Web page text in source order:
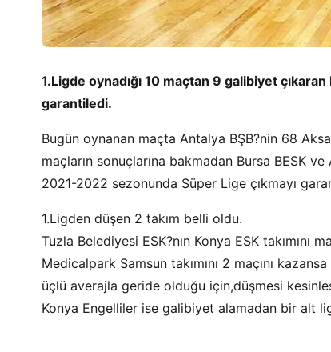
1.Ligde oynadığı 10 maçtan 9 galibiyet
garantiledi.
Bugün oynanan maçta Antalya BŞB?nin 68
maçların sonuçlarına bakmadan Bursa BESK
2021-2022 sezonunda Süper Lige çıkmayı
1.Ligden düşen 2 takım belli oldu.
Tuzla Belediyesi ESK?nın Konya ESK takımını
Medicalpark Samsun takımını 2 maçını
üçlü averajla geride olduğu için,düşmesi
Konya Engelliler ise galibiyet alamadan bir alt